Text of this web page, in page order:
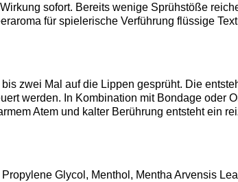
sofort. Bereits wenige Sprühstöße
für spielerische Verführung flüssige
zwei Mal auf die Lippen gesprüht. Die
werden. In Kombination mit Bondage oder
Atem und kalter Berührung entsteht ein
Glycol, Menthol, Mentha Arvensis